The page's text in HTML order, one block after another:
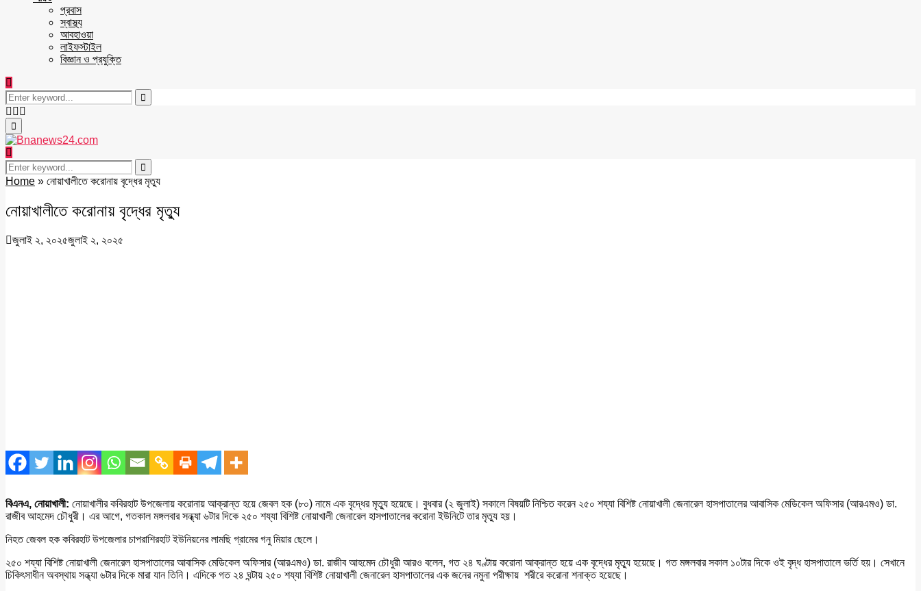
প্রবাস
স্বাস্থ্য
আবহাওয়া
লাইফস্টাইল
বিজ্ঞান ও প্রযুক্তি
Search
for:
Search
Facebook
Twitter
Primary
Menu
Search
for:
Search
Home » নোয়াখালীতে করোনায় বৃদ্ধের মৃত্যু
নোয়াখালীতে করোনায় বৃদ্ধের মৃত্যু
জুলাই ২, ২০২৫জুলাই ২, ২০২৫
বিএনএ, নোয়াখালী: নোয়াখালীর কবিরহাট উপজেলায় করোনায় আক্রান্ত হয়ে জেবল হক (৮০) নামে এক বৃদ্ধের মৃত্যু হয়েছে। বুধবার (২ জুলাই) সকালে বিষয়টি নিশ্চিত করেন ২৫০ শয্যা বিশিষ্ট নোয়াখালী জেনারেল হাসপাতালের আবাসিক মেডিকেল অফিসার (আরএমও) ডা.
রাজীব আহমেদ চৌধুরী। এর আগে, গতকাল মঙ্গলবার সন্ধ্যা ৬টার দিকে ২৫০ শয্যা বিশিষ্ট নোয়াখালী জেনারেল হাসপাতালের করোনা ইউনিটে তার মৃত্যু হয়।
নিহত জেবল হক কবিরহাট উপজেলার চাপরাশিরহাট ইউনিয়নের লামছি গ্রামের গনু মিয়ার ছেলে।
২৫০ শয্যা বিশিষ্ট নোয়াখালী জেনারেল হাসপাতালের আবাসিক মেডিকেল অফিসার (আরএমও) ডা. রাজীব আহমেদ চৌধুরী আরও বলেন, গত ২৪ ঘণ্টায় করোনা আক্রান্ত হয়ে এক বৃদ্ধের মৃত্যু হয়েছে। গত মঙ্গলবার সকাল ১০টার দিকে ওই বৃদ্ধ হাসপাতালে ভর্তি হয়। সেখানে
চিকিৎসাধীন অবস্থায় সন্ধ্যা ৬টার দিকে মারা যান তিনি। এদিকে গত ২৪ ঘন্টায় ২৫০ শয্যা বিশিষ্ট নোয়াখালী জেনারেল হাসপাতালের এক জনের নমুনা পরীক্ষায় শরীরে করোনা শনাক্ত হয়েছে।